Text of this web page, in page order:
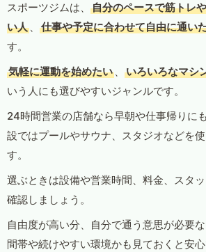
スポーツジムは、
自分のペースで筋トレ
い人 、 仕事や予定に合わせて自由に通い
す。
気軽に運動を始めたい 、 いろいろなマシ
いう人にも選びやすいジャンルです。
24時間営業の店舗なら早朝や仕事帰りに
設ではプールやサウナ、スタジオなどを
す。
選ぶときは設備や営業時間、料金、スタ
確認しましょう。
自由度が高い分、自分で通う意思が必要
間帯や続けやすい環境かも見ておくと安心